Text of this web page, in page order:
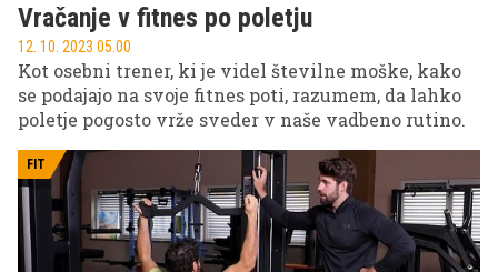
Vračanje v fitnes po poletju
12. 10. 2023 05.00
Kot osebni trener, ki je videl številne moške, kako
se podajajo na svoje fitnes poti, razumem, da lahko
poletje pogosto vrže sveder v naše vadbeno rutino.
FIT